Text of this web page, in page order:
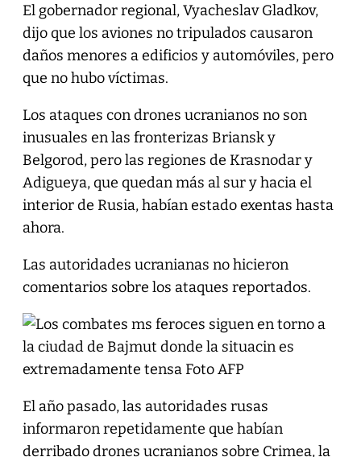
El gobernador regional, Vyacheslav Gladkov,
dijo que los aviones no tripulados causaron
daños menores a edificios y automóviles, pero
que no hubo víctimas.
Los ataques con drones ucranianos no son
inusuales en las fronterizas Briansk y
Belgorod, pero las regiones de Krasnodar y
Adigueya, que quedan más al sur y hacia el
interior de Rusia, habían estado exentas hasta
ahora.
Las autoridades ucranianas no hicieron
comentarios sobre los ataques reportados.
El año pasado, las autoridades rusas
informaron repetidamente que habían
derribado drones ucranianos sobre Crimea, la